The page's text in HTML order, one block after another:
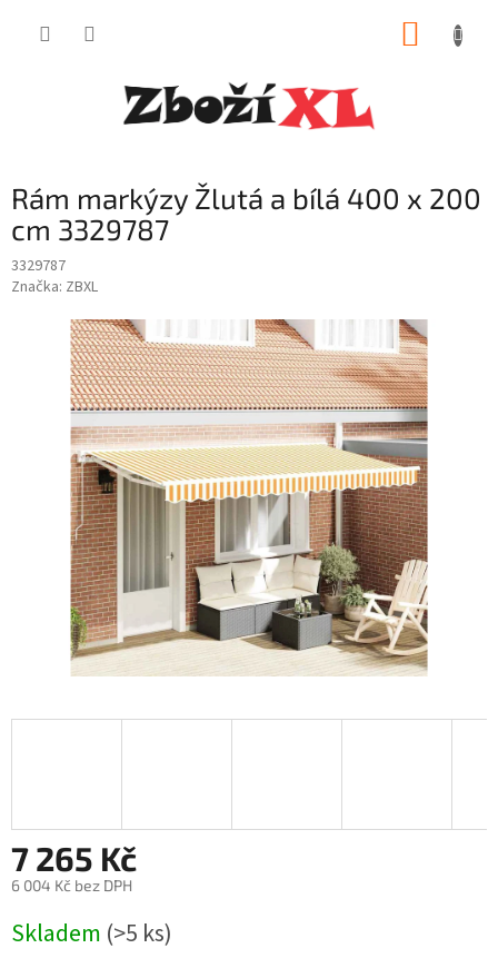
Rám markýzy Žlutá a bílá 400 x 200
cm 3329787
3329787
Značka: ZBXL
7 265 Kč
6 004 Kč bez DPH
cena:
Skladem (>5 ks)